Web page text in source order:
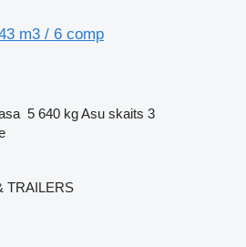
m3 / 6 comp
5 640 kgAsu skaits 3
TRAILERS